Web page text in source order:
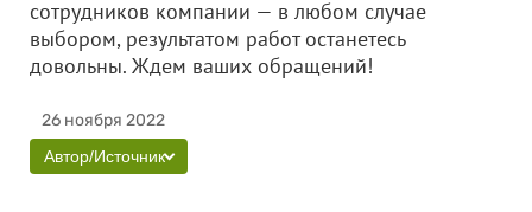
сотрудников компании — в любом случае
выбором, результатом работ останетесь
довольны. Ждем ваших обращений!
26 ноября 2022
Автор/Источник